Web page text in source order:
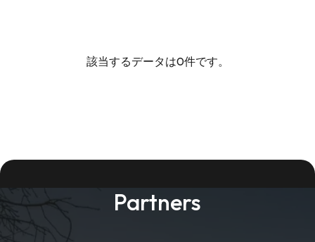
該当するデータは0件です。
Partners